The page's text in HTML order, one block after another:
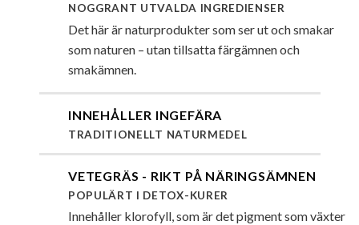
NOGGRANT UTVALDA INGREDIENSER
Det här är naturprodukter som ser ut och smakar
som naturen – utan tillsatta färgämnen och
smakämnen.
INNEHÅLLER INGEFÄRA
TRADITIONELLT NATURMEDEL
VETEGRÄS - RIKT PÅ NÄRINGSÄMNEN
POPULÄRT I DETOX-KURER
Innehåller klorofyll, som är det pigment som växter